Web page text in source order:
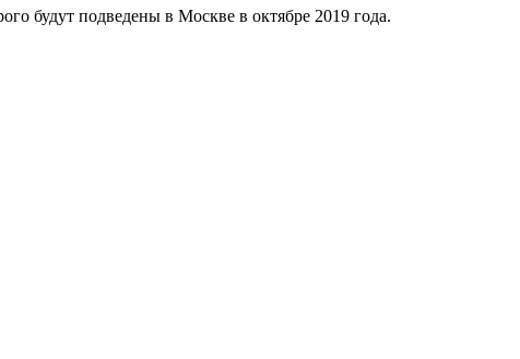
будут подведены в Москве в октябре 2019 года.